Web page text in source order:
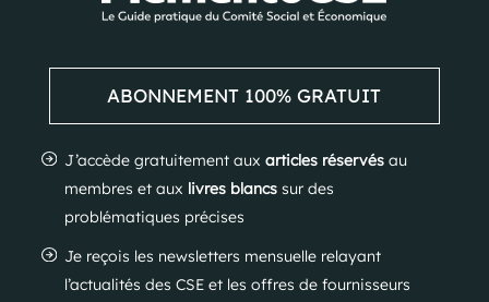
ABONNEMENT 100% GRATUIT
J’accède gratuitement aux articles réservésau
membres et aux livres blancssur des
problématiques précises
Je reçois les newsletters mensuelle relayant
l’actualités des CSE et les offres de fournisseurs